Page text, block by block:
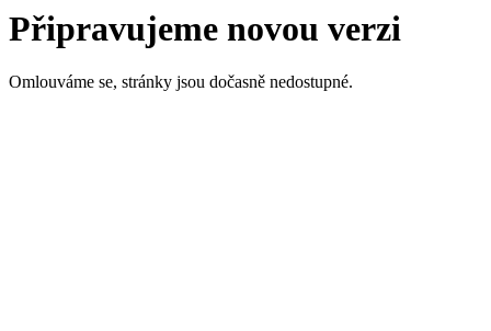
Připravujeme novou verzi
Omlouváme se, stránky jsou dočasně nedostupné.